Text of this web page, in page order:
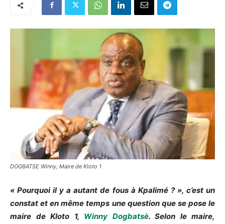
DOGBATSE Winny, Maire de Kloto 1
« Pourquoi il y a autant de fous à Kpalimé ? », c’est un
constat et en même temps une question que se pose le
maire de Kloto 1, Winny Dogbatsè. Selon le maire,